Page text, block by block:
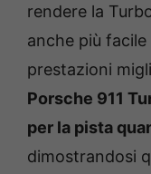
rendere la
anche più
prestazioni
Porsche 911
per la pista
dimostrandosi